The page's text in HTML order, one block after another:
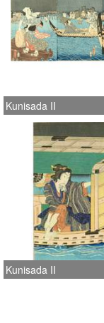
Kunisada II
Kunisada II